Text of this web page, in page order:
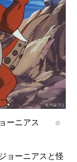
ョーニアス©
ョーニアスと怪